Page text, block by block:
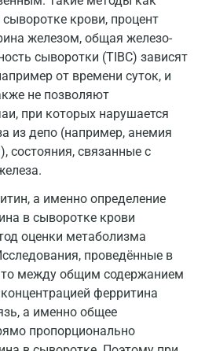
крови, процент
железом, общая железо-
сыворотки (TIBC) зависят
от времени суток, и
не позволяют
при которых нарушается
из депо (например, анемия
состояния, связанные с
а именно определение
в сыворотке крови
оценки метаболизма
проведённые в
между общим содержанием
ферритина
а именно общее
пропорционально